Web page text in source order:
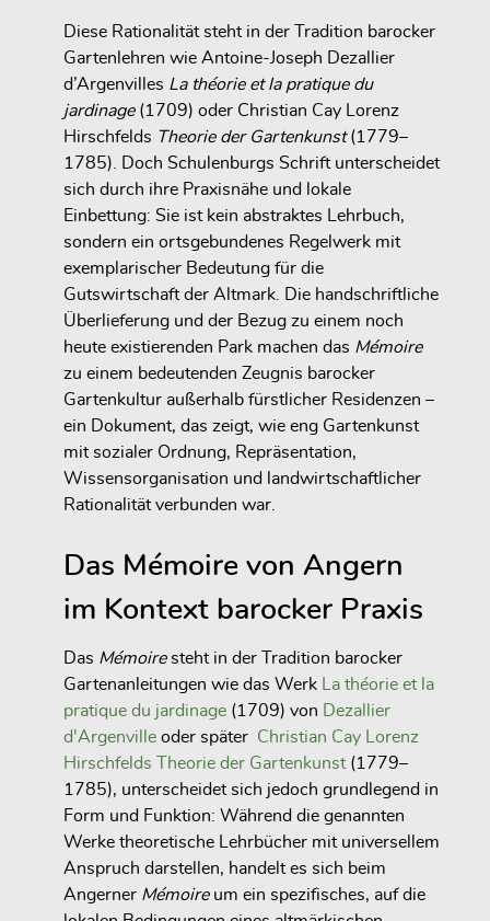
Diese Rationalität steht in der Tradition barocker
Gartenlehren wie Antoine-Joseph Dezallier
d’Argenvilles La théorie et la pratique du
jardinage(1709) oder Christian Cay Lorenz
Hirschfelds Theorie der Gartenkunst(1779–
1785). Doch Schulenburgs Schrift unterscheidet
sich durch ihre Praxisnähe und lokale
Einbettung: Sie ist kein abstraktes Lehrbuch,
sondern ein ortsgebundenes Regelwerk mit
exemplarischer Bedeutung für die
Gutswirtschaft der Altmark. Die handschriftliche
Überlieferung und der Bezug zu einem noch
heute existierenden Park machen das Mémoire
zu einem bedeutenden Zeugnis barocker
Gartenkultur außerhalb fürstlicher Residenzen –
ein Dokument, das zeigt, wie eng Gartenkunst
mit sozialer Ordnung, Repräsentation,
Wissensorganisation und landwirtschaftlicher
Rationalität verbunden war.
Das Mémoire von Angern
im Kontext barocker Praxis
Das Mémoiresteht in der Tradition barocker
Gartenanleitungen wie das Werk
La théorie et la
pratique du jardinage (1709) von
Dezallier
d'Argenville oder später Christian Cay Lorenz
Hirschfelds
Theorie der Gartenkunst(1779–
1785), unterscheidet sich jedoch grundlegend in
Form und Funktion: Während die genannten
Werke theoretische Lehrbücher mit universellem
Anspruch darstellen, handelt es sich beim
Angerner Mémoireum ein spezifisches, auf die